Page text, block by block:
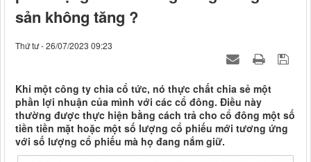
sản không tăng ?
Thứ tư - 26/07/2023 09:23
Khi một công ty chia cổ tức, nó thực chất chia sẻ một
phần lợi nhuận của mình với các cổ đông. Điều này
thường được thực hiện bằng cách trả cho cổ đông một số
tiền tiền mặt hoặc một số lượng cổ phiếu mới tương ứng
với số lượng cổ phiếu mà họ đang nắm giữ.